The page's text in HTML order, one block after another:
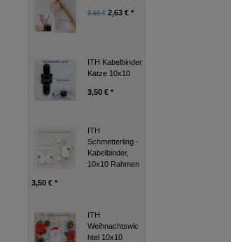
3,50 €2,63 € *
ITH Kabelbinder
Katze 10x10
3,50 € *
ITH
Schmetterling -
Kabelbinder,
10x10 Rahmen
3,50 € *
ITH
Weihnachtswic
htel 10x10